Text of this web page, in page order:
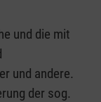
und die mit
und andere.
der sog.